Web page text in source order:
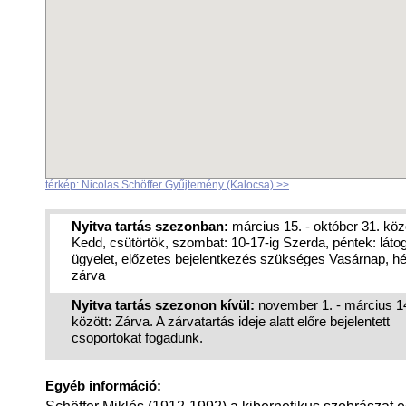
térkép: Nicolas Schöffer Gyűjtemény (Kalocsa) >>
Nyitva tartás szezonban: március 15. - október 31.
Kedd, csütörtök, szombat: 10-17-ig Szerda, péntek:
ügyelet, előzetes bejelentkezés szükséges Vasárnap,
zárva
Nyitva tartás szezonon kívül: november 1. - március
között: Zárva. A zárvatartás ideje alatt előre bejelentett
csoportokat fogadunk.
Egyéb információ: